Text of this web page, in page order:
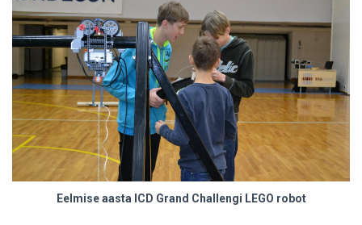
Eelmise aasta ICD Grand Challengi LEGO robot